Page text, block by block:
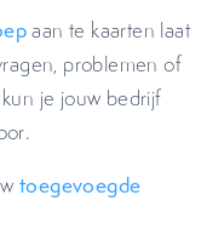
aan te kaarten laat
problemen of
je jouw bedrijf
toegevoegde